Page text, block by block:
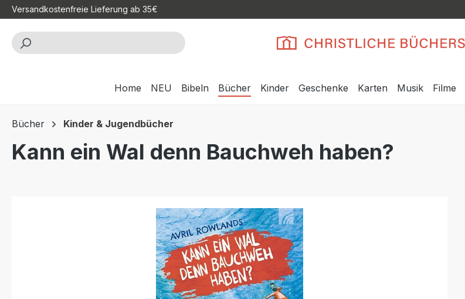
Hauptinhalt springen
Zur Suche springen
Zur Hauptnavigation springen
Versandkostenfreie Lieferung ab 35€
Home NEU Bibeln Bücher Kinder Geschenke Karten Musik Filme
Bücher Kinder & Jugendbücher
Kann ein Wal denn Bauchweh haben?